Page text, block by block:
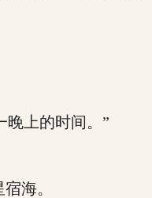
上的时间。”
海。